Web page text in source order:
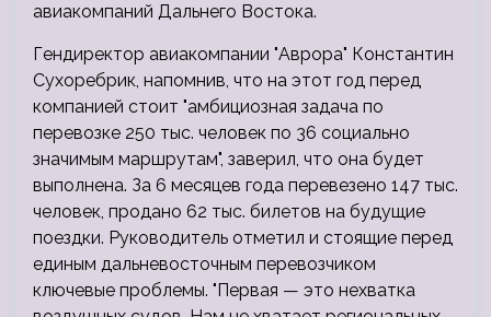
авиакомпаний Дальнего Востока.
Гендиректор авиакомпании "Аврора" Константин
Сухоребрик, напомнив, что на этот год перед
компанией стоит "амбициозная задача по
перевозке 250 тыс. человек по 36 социально
значимым маршрутам", заверил, что она будет
выполнена. За 6 месяцев года перевезено 147 тыс.
человек, продано 62 тыс. билетов на будущие
поездки. Руководитель отметил и стоящие перед
единым дальневосточным перевозчиком
ключевые проблемы. "Первая — это нехватка